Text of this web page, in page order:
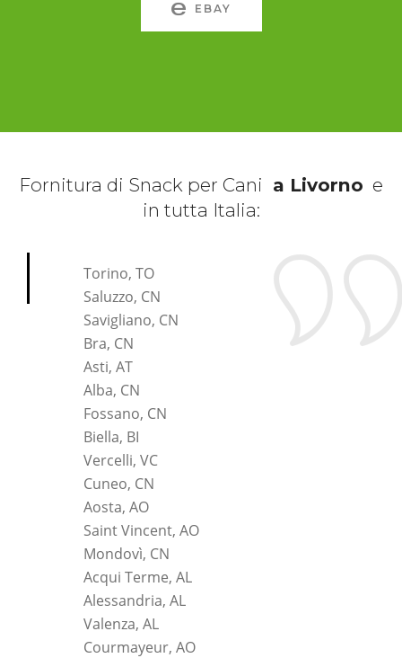
EBAY
Fornitura di Snack per Cani a Livorno e
in tutta Italia:
Torino, TO
Saluzzo, CN
Savigliano, CN
Bra, CN
Asti, AT
Alba, CN
Fossano, CN
Biella, BI
Vercelli, VC
Cuneo, CN
Aosta, AO
Saint Vincent, AO
Mondovì, CN
Acqui Terme, AL
Alessandria, AL
Valenza, AL
Courmayeur, AO